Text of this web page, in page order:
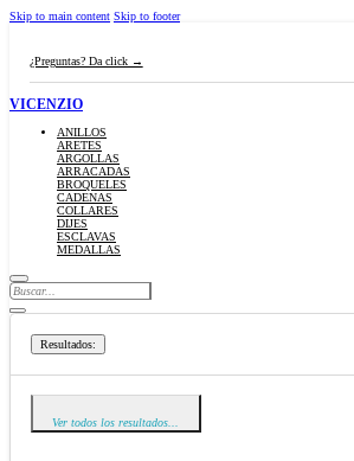
Skip to main content Skip to footer
¿Preguntas? Da click →
VICENZIO
ANILLOS
ARETES
ARGOLLAS
ARRACADAS
BROQUELES
CADENAS
COLLARES
DIJES
ESCLAVAS
MEDALLAS
Search
...
Resultados:
Ver todos los resultados...